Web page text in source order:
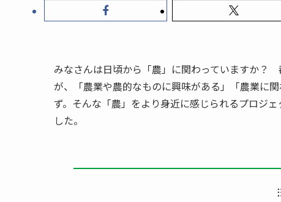
みなさんは日頃から「農」に関わっていますか？
が、「農業や農的なものに興味がある」「農業に
ず。そんな「農」をより身近に感じられるプロジ
した。